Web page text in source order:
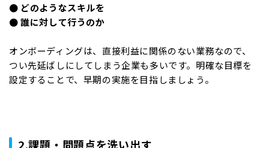
● どのようなスキルを
● 誰に対して行うのか
オンボーディングは、直接利益に関係のない業務なので、
つい先延ばしにしてしまう企業も多いです。明確な目標を
設定することで、早期の実施を目指しましょう。
2.課題・問題点を洗い出す